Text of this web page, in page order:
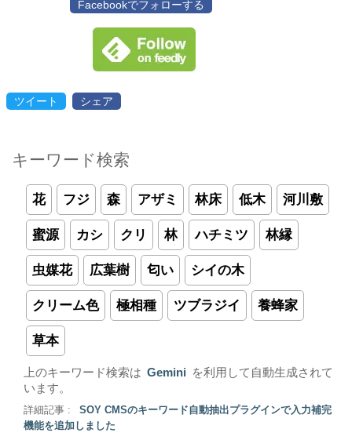
Facebookでフォローする
ツイート シェア
キーワード検索
花 フジ 森 アザミ 林床 低木 河川敷
蜜源 カシ クリ 林 ハチミツ 林縁
虫媒花 広葉樹 匂い シイの木
クリーム色 極相種 ツブラジイ 養蜂家
草本
上のキーワード検索は Gemini
を利用して自動生成されて
います。
詳細記事 :
SOY CMSのキーワード自動抽出プラグインで入力補完
機能を追加しました